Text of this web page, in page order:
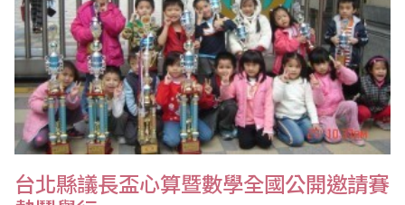
台北縣議長盃心算暨數學全國公開邀請賽